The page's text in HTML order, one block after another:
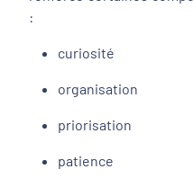
:
curiosité
organisation
priorisation
patience